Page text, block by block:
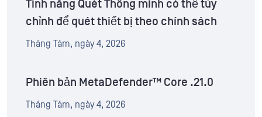
Tính năng Quét Thông minh có thể tùy
chỉnh để quét thiết bị theo chính sách
Tháng Tám, ngày 4, 2026
Phiên bản MetaDefender™ Core .21.0
Tháng Tám, ngày 4, 2026